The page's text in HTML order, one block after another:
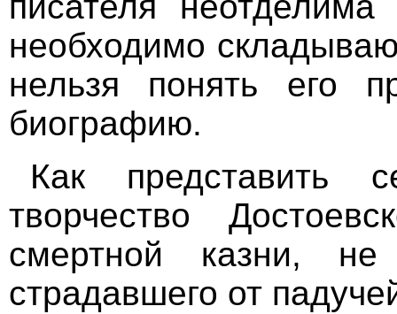
необходимо
нельзя понять его
биографию.
Как представить
творчество
смертной казни,
страдавшего от